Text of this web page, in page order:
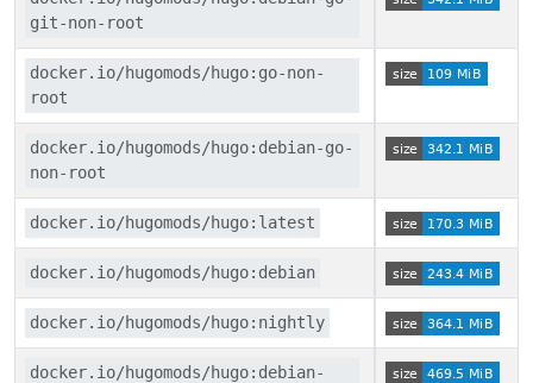
git-non-root
docker.io/hugomods/hugo:go-non-
root
docker.io/hugomods/hugo:debian-go-
non-root
docker.io/hugomods/hugo:latest
docker.io/hugomods/hugo:debian
docker.io/hugomods/hugo:nightly
docker.io/hugomods/hugo:debian-